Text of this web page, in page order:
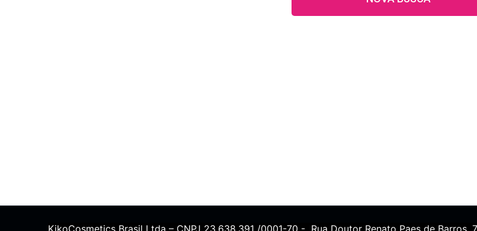
KikoCosmetics Brasil Ltda – CNPJ 23.638.391 /0001-70 - Rua Doutor Renato Paes de